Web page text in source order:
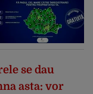
se dau
asta: vor